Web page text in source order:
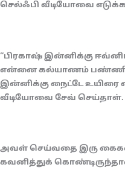
செல்ஃபி வீடியோவை
“பிரகாஷ் இன்னிக்கு
என்னை கல்யாணம்
இன்னிக்கு நைட்டே உயிரை
வீடியோவை சேவ் செய்தாள்.
அவள் செய்வதை இரு
கவனித்துக்